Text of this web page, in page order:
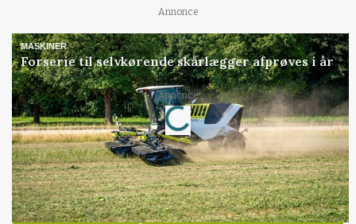
Annonce
MASKINER
Forserie til selvkørende skårlægger afprøves i år
Annonce
Loading...
Jobs
i samarbejde med